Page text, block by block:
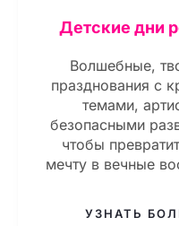
Детские дни
Волшебные,
празднования с
темами,
безопасными
чтобы
мечту в вечные
УЗНАТЬ